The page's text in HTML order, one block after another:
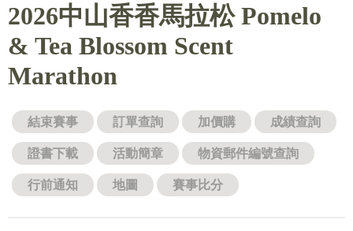
2026中山香香馬拉松 Pomelo
& Tea Blossom Scent
Marathon
結束賽事 訂單查詢 加價購 成績查詢
證書下載 活動簡章 物資郵件編號查詢
行前通知 地圖 賽事比分